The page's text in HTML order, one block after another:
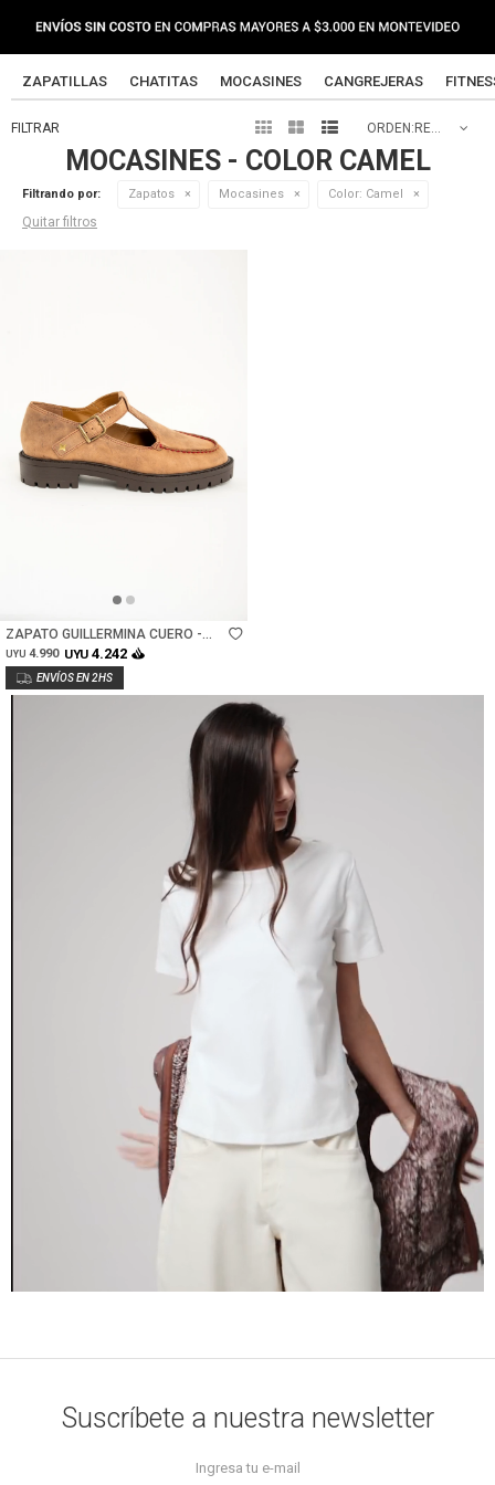
ZAPATILLAS CHATITAS MOCASINES CANGREJERAS
MOCASINES - COLOR CAMEL
   RECOMENDADOS
Filtrando por: Zapatos Mocasines Color: Camel
Quitar filtros
ZAPATO GUILLERMINA CUERO -
CAMEL
UYU 4.990 UYU 4.242
Suscríbete a nuestra newsletter